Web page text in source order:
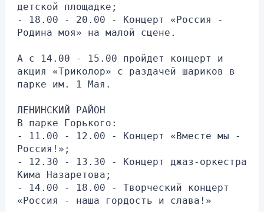
детской площадке;
- 18.00 - 20.00 - Концерт «Россия -
Родина моя» на малой сцене.
А с 14.00 - 15.00 пройдет концерт и
акция «Триколор» с раздачей шариков в
парке им. 1 Мая.
ЛЕНИНСКИЙ РАЙОН
В парке Горького:
- 11.00 - 12.00 - Концерт «Вместе мы -
Россия!»;
- 12.30 - 13.30 - Концерт джаз-оркестра
Кима Назаретова;
- 14.00 - 18.00 - Творческий концерт
«Россия - наша гордость и слава!»